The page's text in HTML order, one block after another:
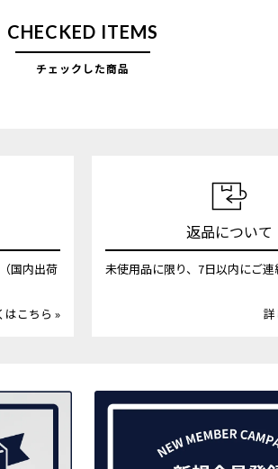
CHECKED ITEMS
チェックした商品
国内出荷
はこちら »
返品について
未使用品に限り、7日以内にご連
詳